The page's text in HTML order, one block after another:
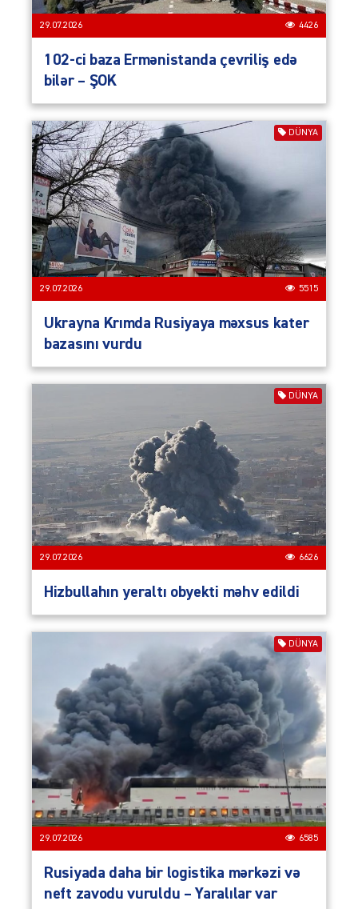
29.07.2026 4426
102-ci baza Ermənistanda çevriliş edə
bilər – ŞOK
DÜNYA
29.07.2026 5515
Ukrayna Krımda Rusiyaya məxsus kater
bazasını vurdu
DÜNYA
29.07.2026 6626
Hizbullahın yeraltı obyekti məhv edildi
DÜNYA
29.07.2026 6585
Rusiyada daha bir logistika mərkəzi və
neft zavodu vuruldu – Yaralılar var